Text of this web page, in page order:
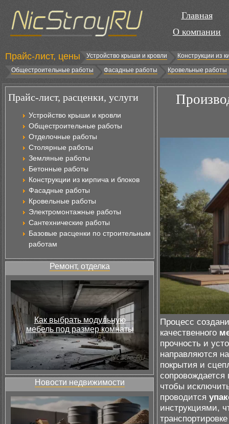
Главная
О компании
Прайс-лист, цены Устройство крыши и кровли
Конструкции из
Общестроительные работы
Фасадные работы Кровельные работы
Прайс-лист, расценки, услуги
Устройство крыши и кровли
Общестроительные работы
Отделочные работы
Столярные работы
Земляные работы
Бетонные работы
Конструкции из кирпича и блоков
Фасадные работы
Кровельные работы
Электромонтажные работы
Сантехнические работы
Базовые расценки по строительным
работам
Ремонт, отделка
Как выбрать модульную
мебель под размер комнаты
Новости недвижимости
Процесс
качественного
прочность и
направляются
покрытия и
сопровождается
чтобы
проводится
инструкциями,